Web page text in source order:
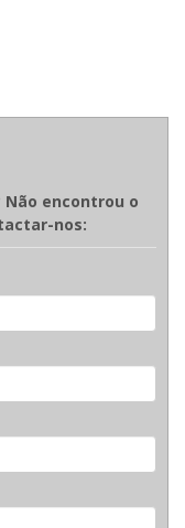
encontrou o
nos: